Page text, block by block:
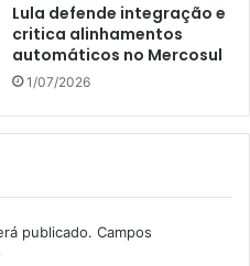
Lula defende integração e
critica alinhamentos
automáticos no Mercosul
1/07/2026
publicado. Campos